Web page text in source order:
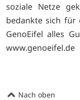
soziale Netze
bedankte sich für
GenoEifel alles
www.genoeifel.de
Nach oben